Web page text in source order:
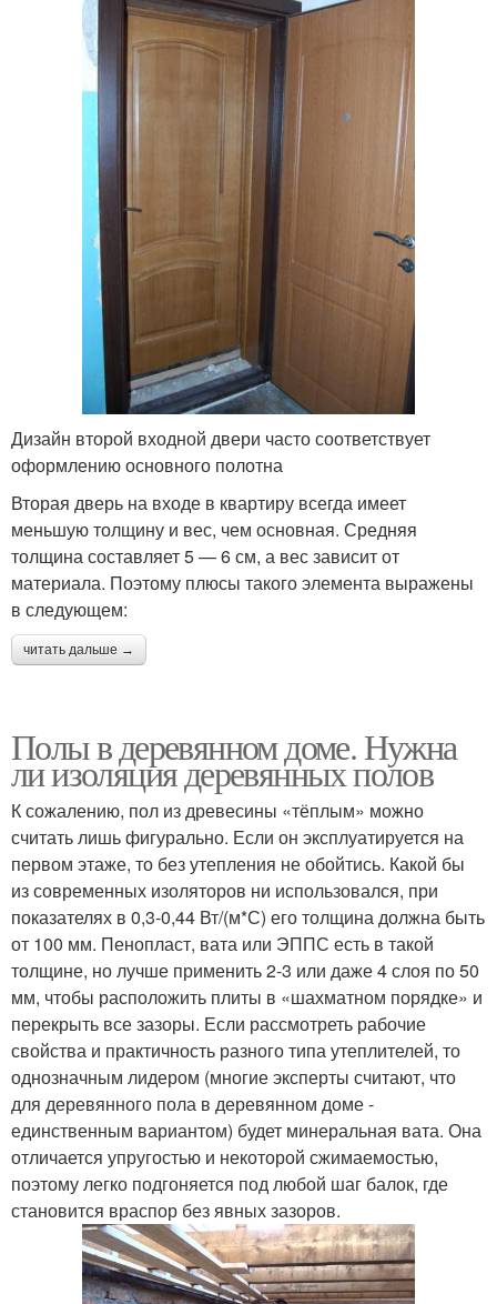
Дизайн второй входной двери часто соответствует
оформлению основного полотна
Вторая дверь на входе в квартиру всегда имеет
меньшую толщину и вес, чем основная. Средняя
толщина составляет 5 — 6 см, а вес зависит от
материала. Поэтому плюсы такого элемента выражены
в следующем:
читать дальше →
Полы в деревянном доме. Нужна
ли изоляция деревянных полов
К сожалению, пол из древесины «тёплым» можно
считать лишь фигурально. Если он эксплуатируется на
первом этаже, то без утепления не обойтись. Какой бы
из современных изоляторов ни использовался, при
показателях в 0,3-0,44 Вт/(м*С) его толщина должна быть
от 100 мм. Пенопласт, вата или ЭППС есть в такой
толщине, но лучше применить 2-3 или даже 4 слоя по 50
мм, чтобы расположить плиты в «шахматном порядке» и
перекрыть все зазоры. Если рассмотреть рабочие
свойства и практичность разного типа утеплителей, то
однозначным лидером (многие эксперты считают, что
для деревянного пола в деревянном доме -
единственным вариантом) будет минеральная вата. Она
отличается упругостью и некоторой сжимаемостью,
поэтому легко подгоняется под любой шаг балок, где
становится враспор без явных зазоров.